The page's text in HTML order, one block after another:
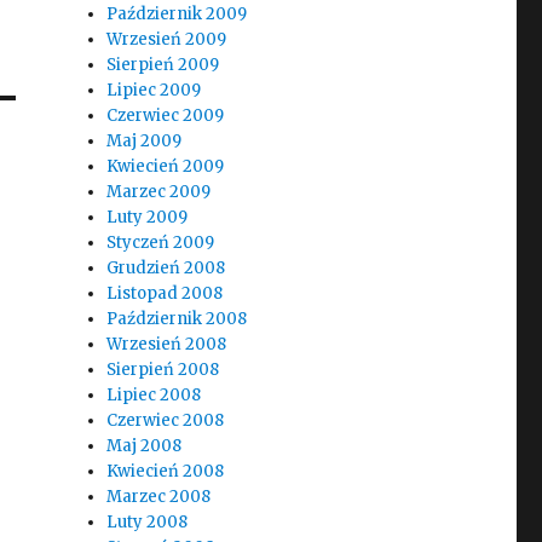
Październik 2009
Wrzesień 2009
Sierpień 2009
Lipiec 2009
Czerwiec 2009
Maj 2009
Kwiecień 2009
Marzec 2009
Luty 2009
Styczeń 2009
Grudzień 2008
Listopad 2008
Październik 2008
Wrzesień 2008
Sierpień 2008
Lipiec 2008
Czerwiec 2008
Maj 2008
Kwiecień 2008
Marzec 2008
Luty 2008